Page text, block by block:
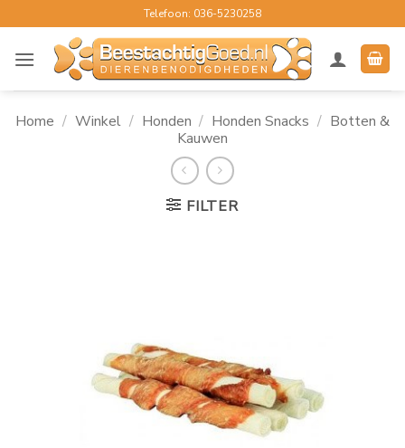
naar
inhoud
Telefoon: 036-5230258
Home / Winkel / Honden / Honden Snacks / Botten &
Kauwen
FILTER